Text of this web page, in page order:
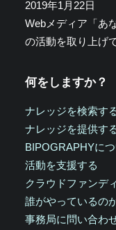
2019年1月22日
Webメディア「あ
の活動を取り上げ
何をしますか？
ナレッジを検索す
ナレッジを提供す
BIPOGRAPHYに
活動を支援する
クラウドファンデ
誰がやっているの
事務局に問い合わ